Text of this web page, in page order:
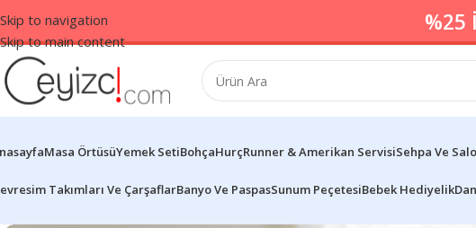
Skip to navigation
Skip to main content
%25
Masa ÖrtüsüYemek SetiBohçaHurçRunner & Amerikan ServisiSehpa Ve
Takımları Ve ÇarşaflarBanyo Ve PaspasSunum PeçetesiBebek Hediyelik